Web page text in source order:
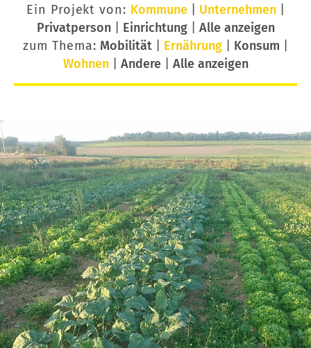
Ein Projekt von: Kommune| Unternehmen|
Privatperson| Einrichtung| Alle anzeigen
zum Thema: Mobilität Ernährung Konsum
Wohnen| Andere| Alle anzeigen